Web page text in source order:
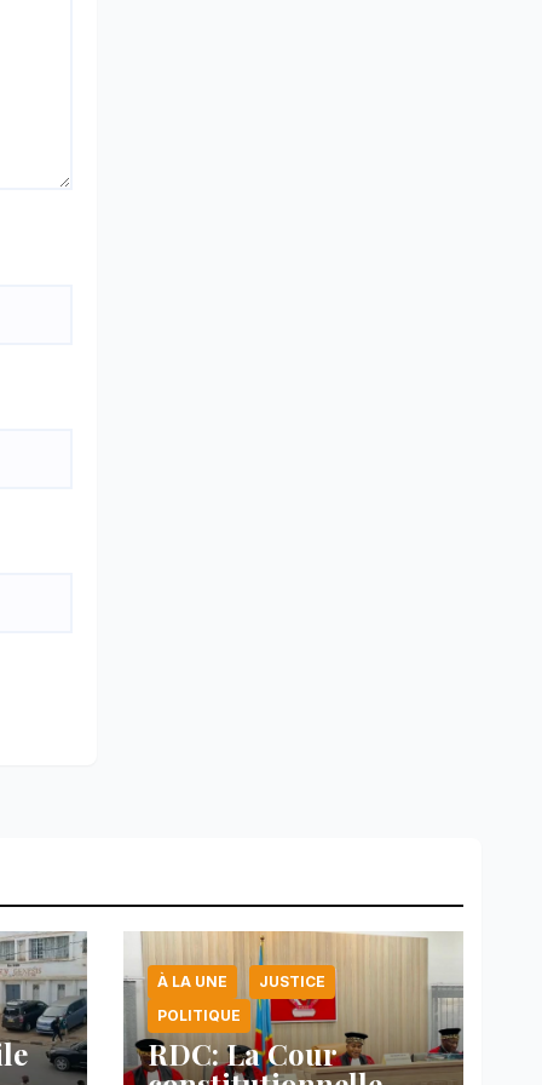
À LA UNE
JUSTICE
POLITIQUE
RDC: La Cour